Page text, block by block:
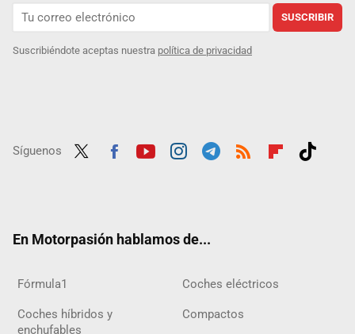
SUSCRIBIR
Suscribiéndote aceptas nuestra política de privacidad
Síguenos
En Motorpasión hablamos de...
Fórmula1 Coches eléctricos
Coches híbridos y
enchufables
Compactos